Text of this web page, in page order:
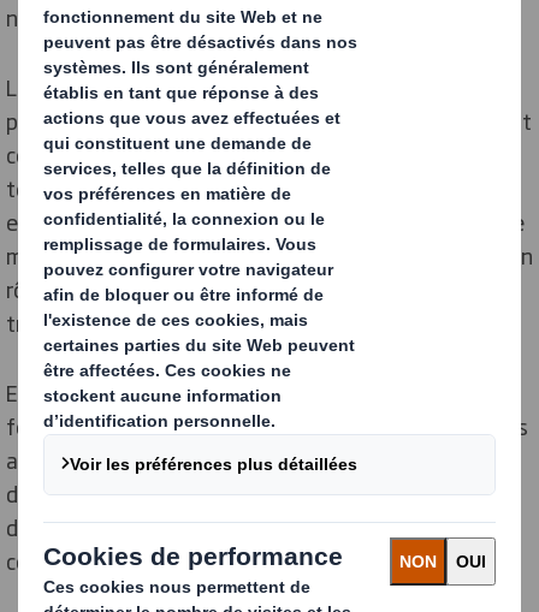
normes éthiques les plus élevées.
La forte demande d'offre de produits s'inscrit dans un
périmètre mondiale. Désormais, les entreprises doivent
communiquer beaucoup plus d'informations. Des lois
telles que la loi sur les sociétés, la réglementation
européenne sur le bois, la loi britannique sur l'esclavage
moderne de 2015 et la loi sur l'égalité de 2010 jouent un
rôle important dans le développement de cette
transparence.
En réponse à cette évolution, DS Smith encourage ses
fournisseurs à communiquer davantage d'informations
afin de mieux comprendre l'ensemble de la chaîne
d'approvisionnement et de gérer les risques liés aux
droits de l'homme, au travail des enfants, à l'éthique
commerciale et à la gestion de l'environnement.